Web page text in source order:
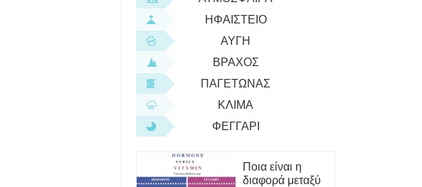
ΗΦΑΊΣΤΕΙΟ
ΑΥΓΉ
ΒΡΆΧΟΣ
ΠΑΓΕΤΏΝΑΣ
ΚΛΊΜΑ
ΦΕΓΓΆΡΙ
Ποια είναι η
διαφορά μεταξύ